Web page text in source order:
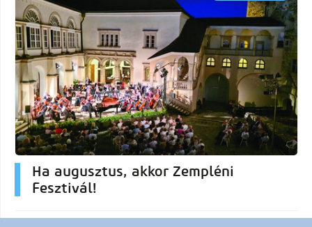
Ha augusztus, akkor Zempléni
Fesztivál!